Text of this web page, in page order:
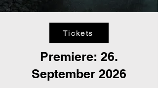
Tickets
Premiere: 26.
September 2026